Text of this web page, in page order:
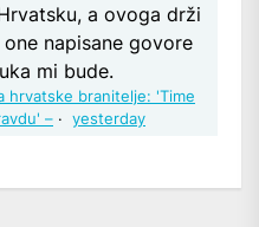
a ovoga drži
napisane govore
mi bude.
hrvatske branitelje: 'Time
– · yesterday